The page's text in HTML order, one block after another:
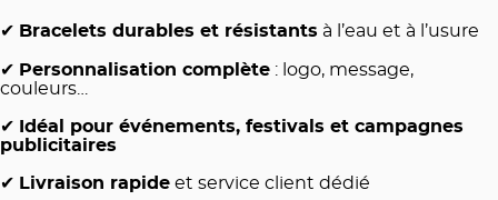
✔ Bracelets durables et résistants à l’eau et à l’usure
✔ Personnalisation complète : logo, message,
couleurs…
✔
Idéal pour événements, festivals et campagnes
publicitaires
✔ Livraison rapide et service client dédié